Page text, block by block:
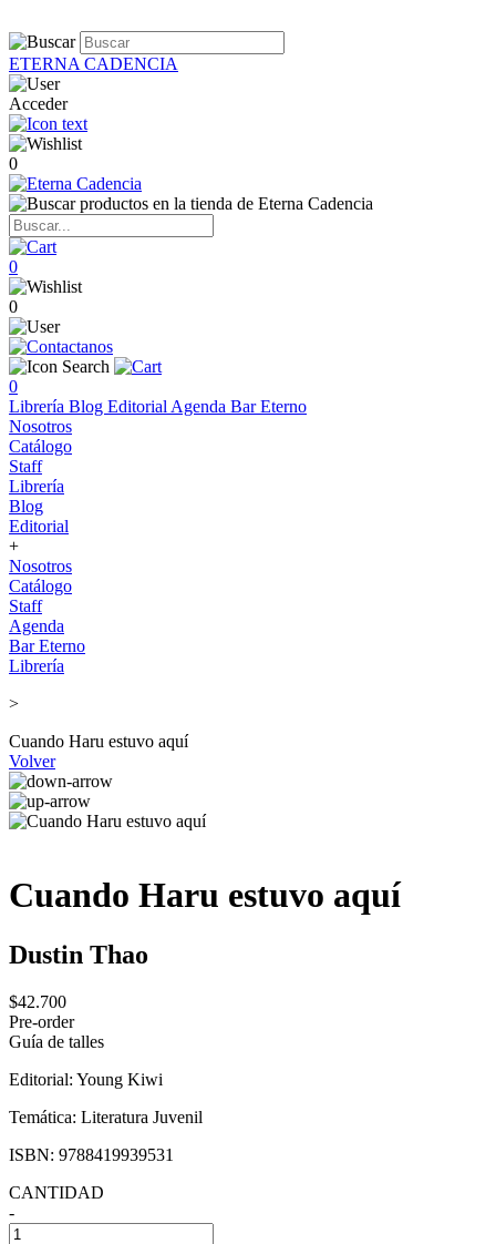
ETERNA CADENCIA
Acceder
0
0
0
0
Librería Blog Editorial Agenda Bar Eterno
Nosotros
Catálogo
Staff
Librería
Blog
Editorial
+
Nosotros
Catálogo
Staff
Agenda
Bar Eterno
Librería
>
Cuando Haru estuvo aquí
Volver
Cuando Haru estuvo aquí
Dustin Thao
$42.700
Pre-order
Guía de talles
Editorial: Young Kiwi
Temática: Literatura Juvenil
ISBN: 9788419939531
CANTIDAD
-